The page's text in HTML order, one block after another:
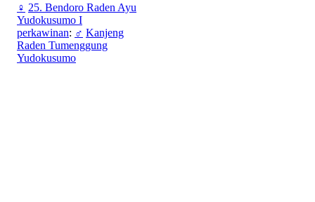
♀ 25. Bendoro Raden Ayu
Yudokusumo I
perkawinan: ♂ Kanjeng
Raden Tumenggung
Yudokusumo